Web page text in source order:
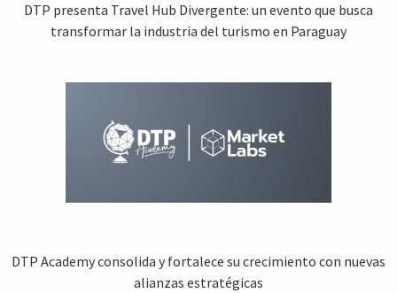
DTP presenta Travel Hub Divergente: un evento que busca
transformar la industria del turismo en Paraguay
DTP Academy consolida y fortalece su crecimiento con nuevas
alianzas estratégicas